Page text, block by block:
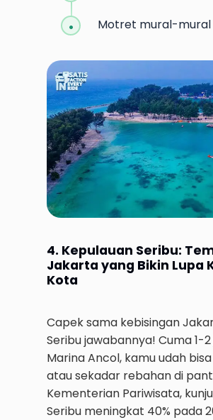
Motret mural-
4. Kepulauan Seribu:
Jakarta yang Bikin Lupa
Kota
Capek sama kebisingan
Seribu jawabannya! Cuma 1-
Marina Ancol, kamu udah
atau sekadar rebahan di
Kementerian Pariwisata,
Seribu meningkat 40% pada